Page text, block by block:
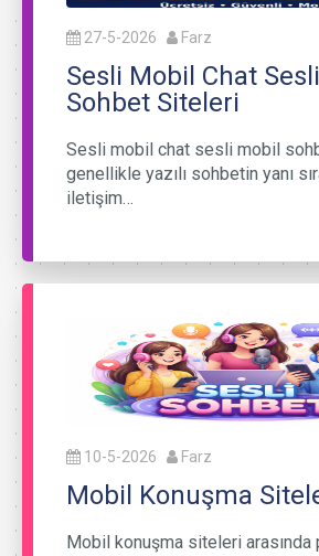
27-5-2026 Farz
Sesli Mobil Chat
Sohbet Siteleri
Sesli mobil chat sesli mobil
genellikle yazılı sohbetin yanı
iletişim…
10-5-2026 Farz
Mobil Konuşma
Mobil konuşma siteleri arasında